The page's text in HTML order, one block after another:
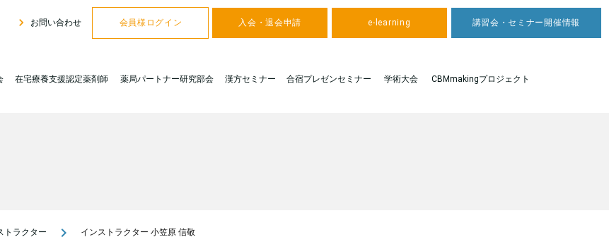
navigate_next お問い合わせ 会員様ログイン 入会・退会申請 e-learning 講習会・セミナー開催情報
在宅療養支援認定薬剤師 薬局パートナー研究部会 漢方セミナー 合宿プレゼンセミナー 学術大会 CBMmakingプロジェクト
トラクター navigate_next インストラクター 小笠原 信敬